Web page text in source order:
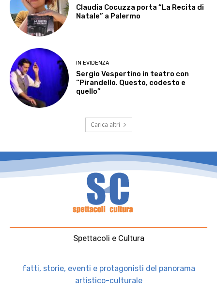
Claudia Cocuzza porta “La Recita di
Natale” a Palermo
IN EVIDENZA
Sergio Vespertino in teatro con
“Pirandello. Questo, codesto e
quello”
Carica altri
Spettacoli e Cultura
fatti, storie, eventi e protagonisti del panorama
artistico-culturale